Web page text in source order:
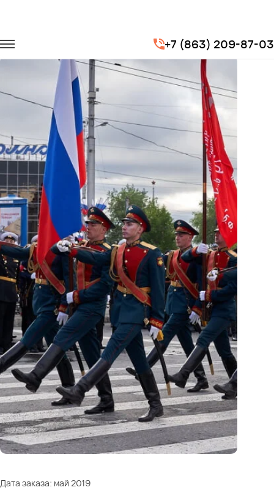
+7 (863) 209-87-03
Транспорт для госучреждений
Репетиции Парадов Победы
Дата заказа: май 2019